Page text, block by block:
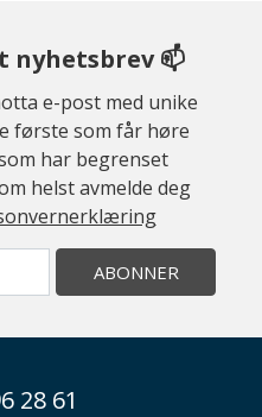
nyhetsbrev 📫
e-post med unike
første som får høre
har begrenset
helst avmelde deg
ABONNER
28 61